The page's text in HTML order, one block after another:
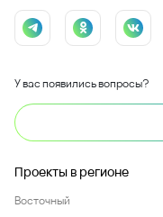
У вас появились вопросы?
Проекты в регионе
Восточный